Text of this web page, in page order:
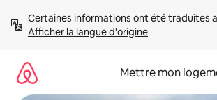
directement
Afficher la langue d'origine
Mettre mon